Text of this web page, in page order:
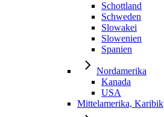
Schottland
Schweden
Slowakei
Slowenien
Spanien
Nordamerika
Kanada
USA
Mittelamerika, Karibik